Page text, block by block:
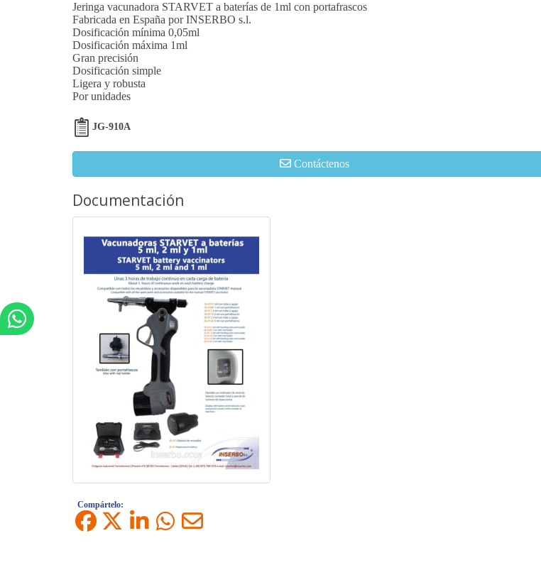
Jeringa vacunadora STARVET a baterías de 1ml con portafrascos
Fabricada en España por INSERBO s.l.
Dosificación mínima 0,05ml
Dosificación máxima 1ml
Gran precisión
Dosificación simple
Ligera y robusta
Por unidades
JG-910A
Contáctenos
Documentación
Compártelo: